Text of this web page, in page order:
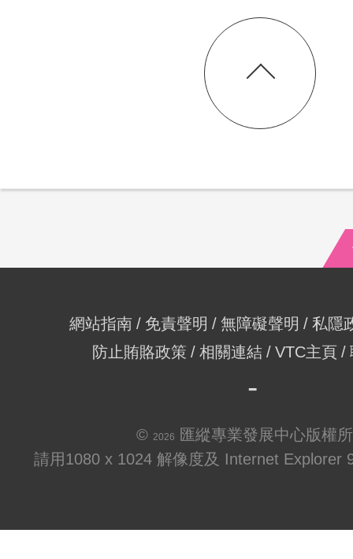
網站指南 免責聲明 無障礙聲明
私隱
防止賄賂政策
相關連結 VTC主頁
© 2026
匯縱專業發展中心版權
請用1080 x 1024 解像度及 Internet Explorer